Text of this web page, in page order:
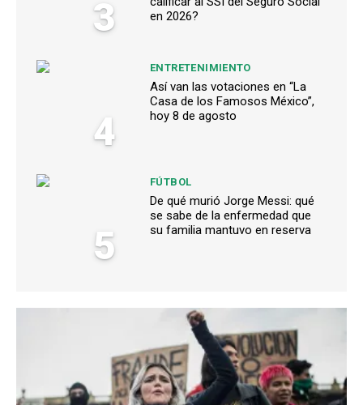
3
en 2026?
4
ENTRETENIMIENTO
Así van las votaciones en “La
Casa de los Famosos México”,
hoy 8 de agosto
5
FÚTBOL
De qué murió Jorge Messi: qué
se sabe de la enfermedad que
su familia mantuvo en reserva